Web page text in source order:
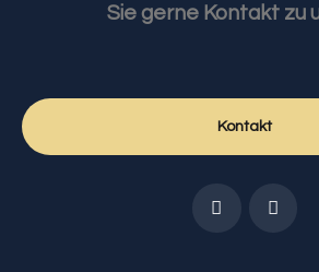
Sie gerne Kontakt zu
Kontakt